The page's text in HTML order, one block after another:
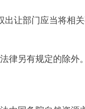
让部门应当将相关
另有规定的除外。